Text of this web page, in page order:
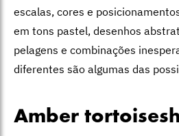
escalas, cores e
em tons pastel, desenhos
pelagens e combinações
diferentes são algumas das
Amber